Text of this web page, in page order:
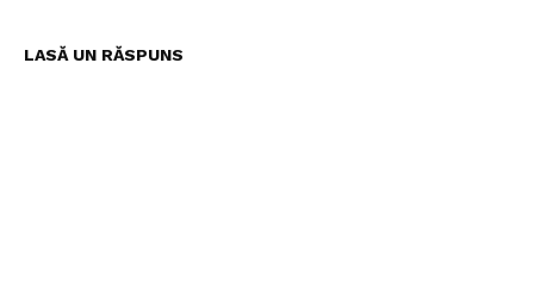
LASĂ UN RĂSPUNS